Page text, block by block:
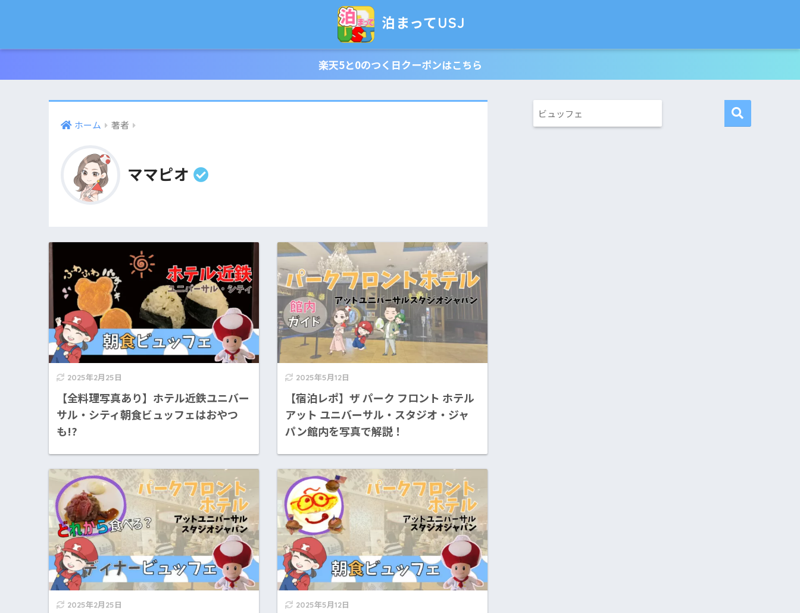
泊まってUSJ
楽天5と0のつく日クーポンはこちら
ホーム 著者
ママピオ
2025年2月25日
【全料理写真あり】ホテル近鉄ユニバー
サル・シティ朝食ビュッフェはおやつ
も!?
2025年5月12日
【宿泊レポ】ザ パーク フロント ホテル
アット ユニバーサル・スタジオ・ジャ
パン館内を写真で解説！
2025年2月25日 2025年5月12日